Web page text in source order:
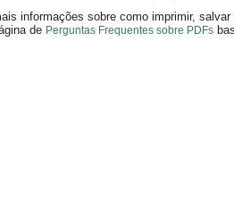
informações sobre como imprimir,
de Perguntas Frequentes sobre PDFs